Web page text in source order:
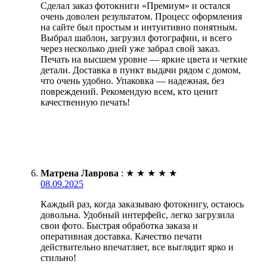
Сделал заказ фотокниги «Премиум» и остался
очень доволен результатом. Процесс оформления
на сайте был простым и интуитивно понятным.
Выбрал шаблон, загрузил фотографии, и всего
через несколько дней уже забрал свой заказ.
Печать на высшем уровне — яркие цвета и четкие
детали. Доставка в пункт выдачи рядом с домом,
что очень удобно. Упаковка — надежная, без
повреждений. Рекомендую всем, кто ценит
качественную печать!
Матрена Лаврова : ★ ★ ★ ★ ★
08.09.2025
Каждый раз, когда заказываю фотокнигу, остаюсь
довольна. Удобный интерфейс, легко загрузила
свои фото. Быстрая обработка заказа и
оперативная доставка. Качество печати
действительно впечатляет, все выглядит ярко и
стильно!